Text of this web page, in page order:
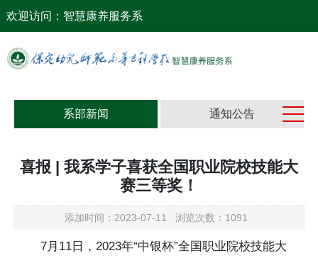
欢迎访问：智慧康养服务系
学生工作
校企合作
下载专区
系部新闻 通知公告
喜报 | 我系学子喜获全国职业院校技能大
赛三等奖！
添加时间：2023-07-11 浏览次数：1091
7月11日，2023年“中银杯”全国职业院校技能大